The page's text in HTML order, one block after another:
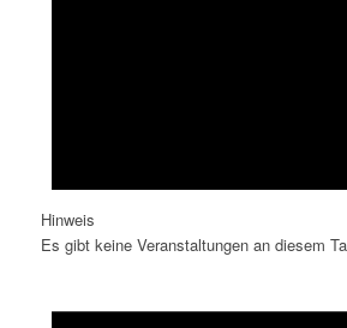
Hinweis
Es gibt keine Veranstaltungen an diesem